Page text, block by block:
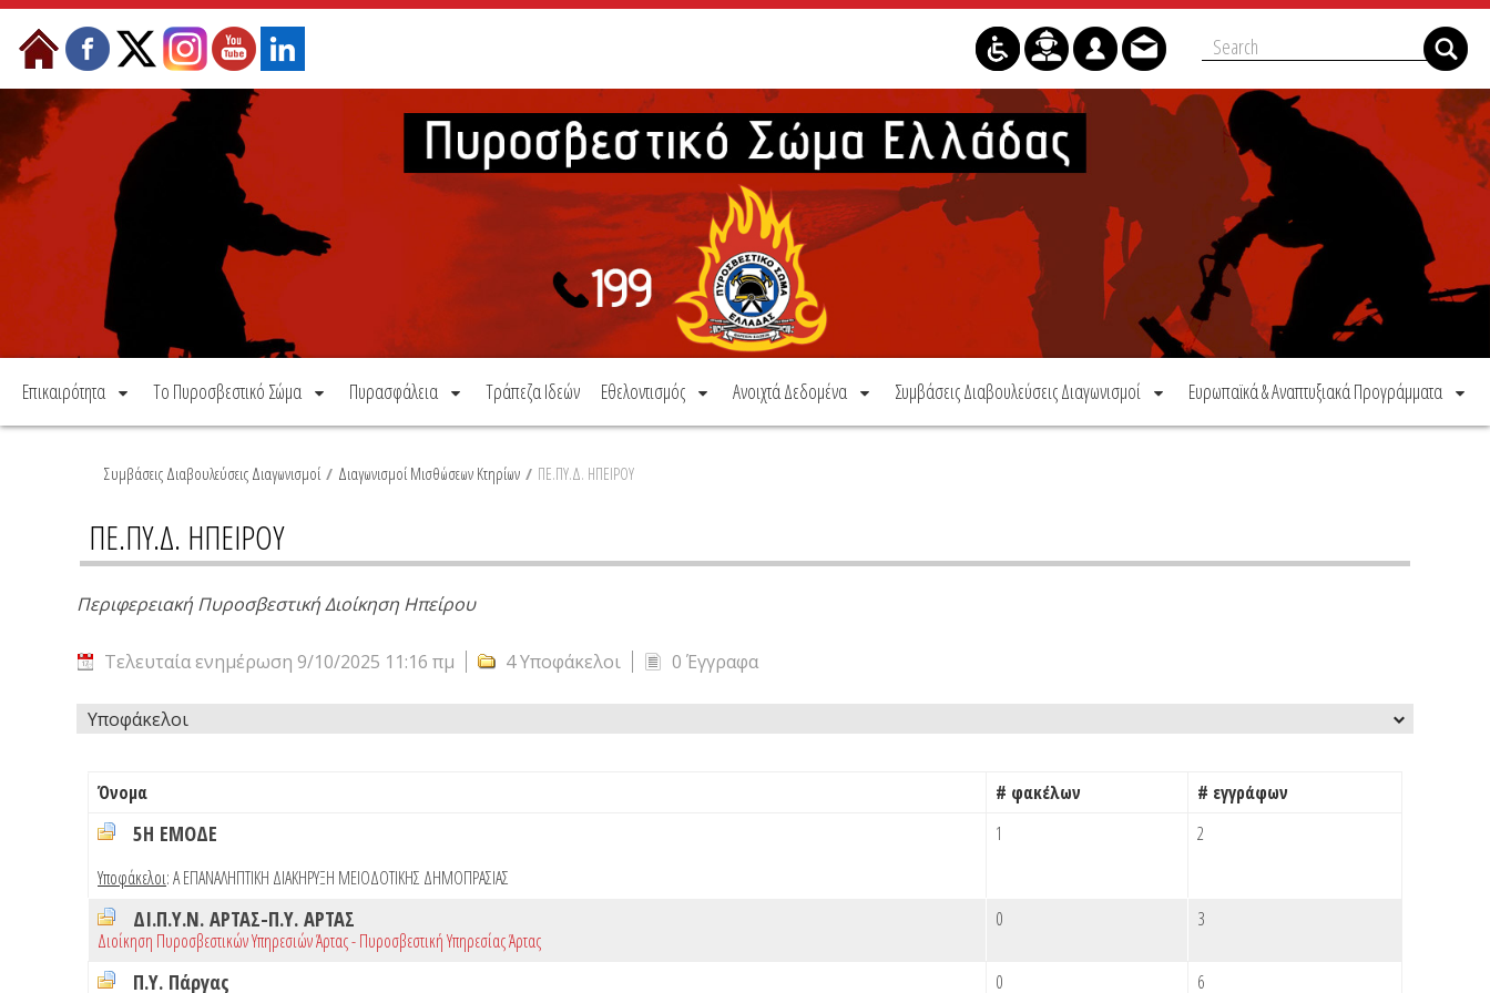
Μετάβαση στο περιεχόμενο
Επικαιρότητα Το Πυροσβεστικό Σώμα Πυρασφάλεια Τράπεζα Ιδεών Εθελοντισμός Ανοιχτά Δεδομένα Συμβάσεις Διαβουλεύσεις Διαγωνισμοί Ευρωπαϊκά & Αναπτυξιακά Προγράμματα
Συμβάσεις Διαβουλεύσεις Διαγωνισμοί / Διαγωνισμοί Μισθώσεων Κτηρίων / ΠΕ.ΠΥ.Δ. ΗΠΕΙΡΟΥ
ΠΕ.ΠΥ.Δ. ΗΠΕΙΡΟΥ
Περιφερειακή Πυροσβεστική Διοίκηση Ηπείρου
Τελευταία ενημέρωση 9/10/2025 11:16 πμ 4 Υποφάκελοι 0 Έγγραφα
Υποφάκελοι
Όνομα # φακέλων # εγγράφων
5Η ΕΜΟΔΕ
Υποφάκελοι:Α ΕΠΑΝΑΛΗΠΤΙΚΗ ΔΙΑΚΗΡΥΞΗ ΜΕΙΟΔΟΤΙΚΗΣ ΔΗΜΟΠΡΑΣΙΑΣ
1 2
ΔΙ.Π.Υ.Ν. ΑΡΤΑΣ-Π.Υ. ΑΡΤΑΣ
Διοίκηση Πυροσβεστικών Υπηρεσιών Άρτας - Πυροσβεστική Υπηρεσίας Άρτας
0 3
Π.Υ. Πάργας 0 6